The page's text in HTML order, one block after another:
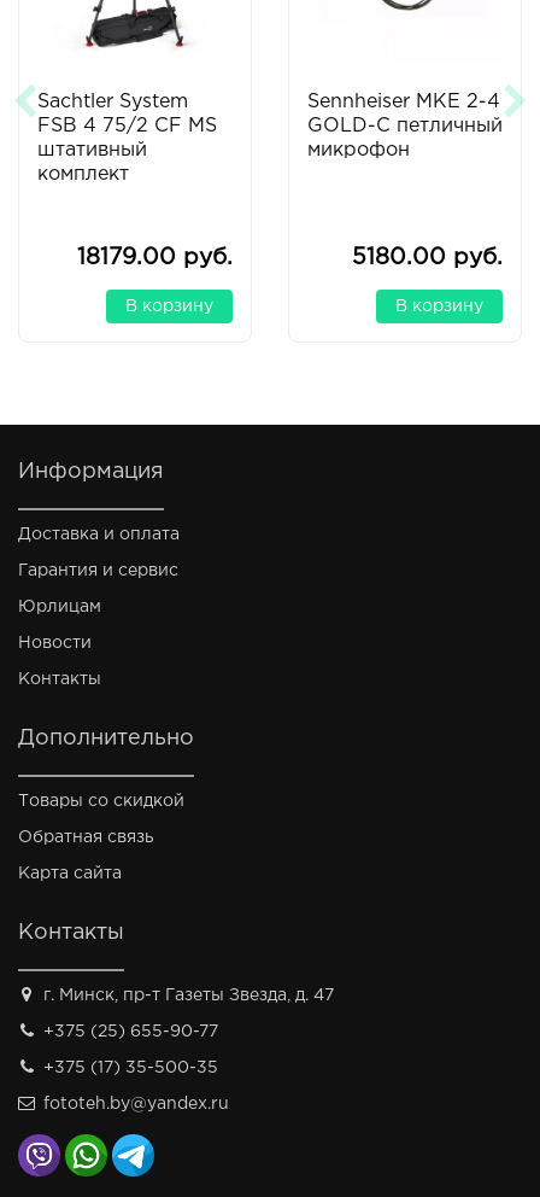
Sachtler System
FSB 4 75/2 CF MS
штативный
комплект
18179.00 руб.
В корзину
Sennheiser MKE 2-4
GOLD-C петличный
микрофон
5180.00 руб.
В корзину
Информация
Доставка и оплата
Гарантия и сервис
Юрлицам
Новости
Контакты
Дополнительно
Товары со скидкой
Обратная связь
Карта сайта
Контакты
г. Минск, пр-т Газеты Звезда, д. 47
+375 (25) 655-90-77
+375 (17) 35-500-35
fototeh.by@yandex.ru